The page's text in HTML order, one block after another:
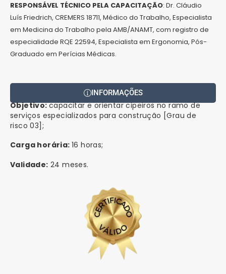
RESPONSÁVEL TÉCNICO PELA CAPACITAÇÃO: Dr. Cláudio
Luís Friedrich, CREMERS 18711, Médico do Trabalho, Especialista
em Medicina do Trabalho pela AMB/ANAMT, com registro de
especialidade RQE 22594, Especialista em Ergonomia, Pós-
Graduado em Perícias Médicas.
INFORMAÇÕES
Objetivo:capacitar e orientar cipeiros no ramo de
serviços especializados para construção [Grau de
risco 03];
Carga horária: 16 horas;
Validade: 24 meses.